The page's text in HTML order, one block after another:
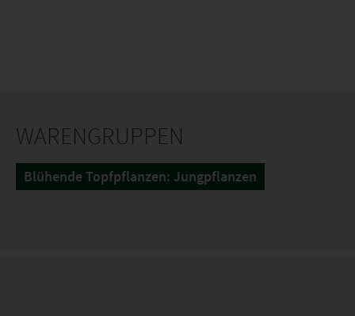
WARENGRUPPEN
Blühende Topfpflanzen: Jungpflanzen